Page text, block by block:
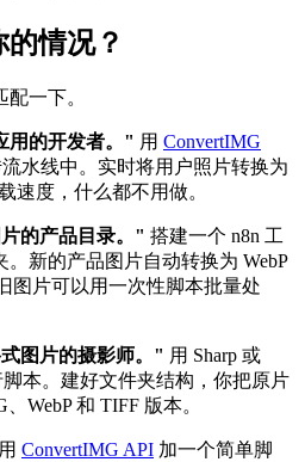
情况？
一下。
用的开发者。" 用 ConvertIMG
水线中。实时将用户照片转换为
速度，什么都不用做。
的产品目录。" 搭建一个 n8n 工
新的产品图片自动转换为 WebP
图片可以用一次性脚本批量处
图片的摄影师。" 用 Sharp 或
脚本。建好文件夹结构，你把原片
WebP 和 TIFF 版本。
用 ConvertIMG API 加一个简单脚